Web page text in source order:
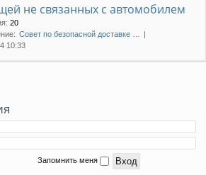
не связанных с автомобилем
: 20
Совет по безопасной доставке …
10:33
Запомнить меня